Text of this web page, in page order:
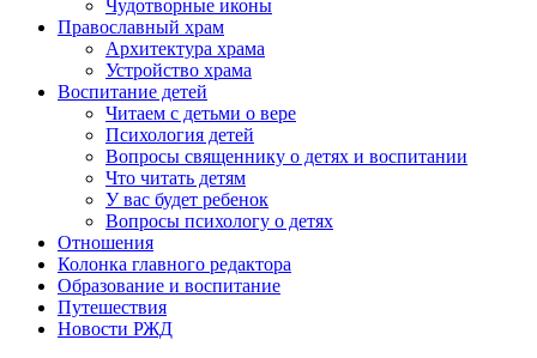
Чудотворные иконы
Православный храм
Архитектура храма
Устройство храма
Воспитание детей
Читаем с детьми о вере
Психология детей
Вопросы священнику о детях и воспитании
Что читать детям
У вас будет ребенок
Вопросы психологу о детях
Отношения
Колонка главного редактора
Образование и воспитание
Путешествия
Новости РЖД